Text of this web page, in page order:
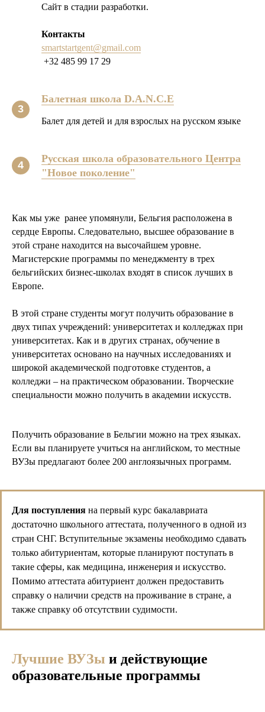
Сайт в стадии разработки.
Контакты
smartstartgent@gmail.com
+32 485 99 17 29
Балетная школа D.A.N.C.E
Балет для детей и для взрослых на русском языке
Русская школа образовательного Центра
"Новое поколение"
Как мы уже ранее упомянули, Бельгия расположена в
сердце Европы. Следовательно, высшее образование в
этой стране находится на высочайшем уровне.
Магистерские программы по менеджменту в трех
бельгийских бизнес-школах входят в список лучших в
Европе.
В этой стране студенты могут получить образование в
двух типах учреждений: университетах и колледжах при
университетах. Как и в других странах, обучение в
университетах основано на научных исследованиях и
широкой академической подготовке студентов, а
колледжи – на практическом образовании. Творческие
специальности можно получить в академии искусств.
Обучение в Бельгии
системе, которая включает
три уровня образования:
Степень бакалавра можно получить за 3
года
медицинским специальностям – за 3-4
года)
Получить образование в Бельгии можно на трех языках.
Если вы планируете учиться на английском, то местные
ВУЗы предлагают более 200 англоязычных программ.
Для поступления на первый курс бакалавриата
достаточно школьного аттестата, полученного в одной из
стран СНГ. Вступительные экзамены необходимо сдавать
только абитуриентам, которые планируют поступать в
такие сферы, как медицина, инженерия и искусство.
Помимо аттестата абитуриент должен предоставить
справку о наличии средств на проживание в стране, а
также справку об отсутствии судимости.
Лучшие ВУЗы и действующие
образовательные программы